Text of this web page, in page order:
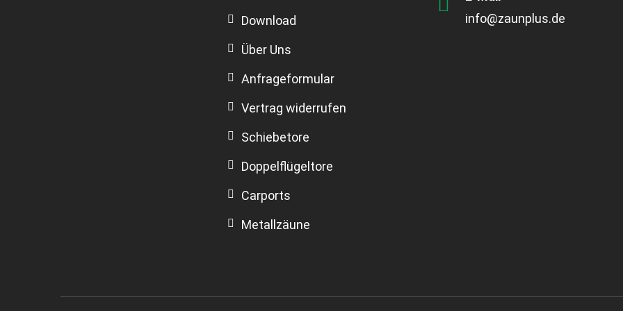
Download
Über Uns
Anfrageformular
Vertrag widerrufen
Schiebetore
Doppelflügeltore
Carports
Metallzäune
info@zaunplus.de